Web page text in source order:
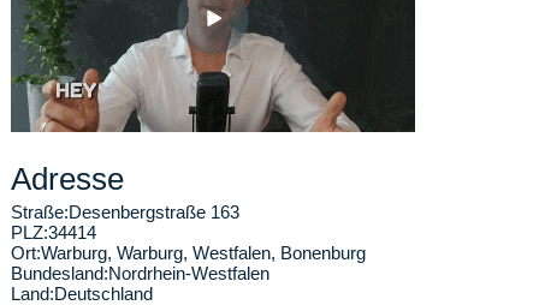
Adresse
Straße:Desenbergstraße 163
PLZ:34414
Ort:Warburg, Warburg, Westfalen, Bonenburg
Bundesland:Nordrhein-Westfalen
Land:Deutschland